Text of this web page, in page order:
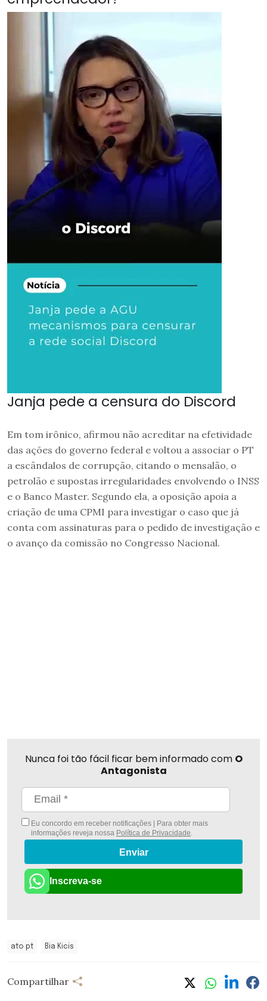
Janja pede a censura do Discord
Em tom irônico, afirmou não acreditar na efetividade
das ações do governo federal e voltou a associar o PT
a escândalos de corrupção, citando o mensalão, o
petrolão e supostas irregularidades envolvendo o INSS
e o Banco Master. Segundo ela, a oposição apoia a
criação de uma CPMI para investigar o caso que já
conta com assinaturas para o pedido de investigação e
o avanço da comissão no Congresso Nacional.
Nunca foi tão fácil ficar bem informado com O
Antagonista
Eu concordo em receber notificações | Para obter mais
informações reveja nossa Política de Privacidade
Enviar
Inscreva-se
ato pt Bia Kicis
Compartilhar